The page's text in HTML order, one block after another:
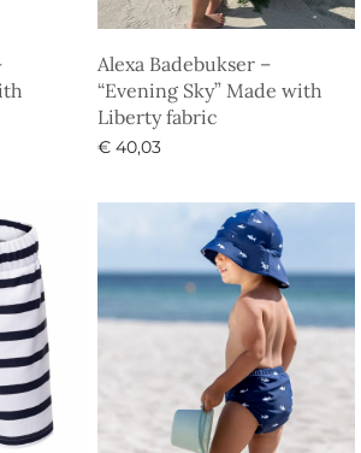
Alexa Badebukser –
“Evening Sky” Made with
Liberty fabric
€ 40,03